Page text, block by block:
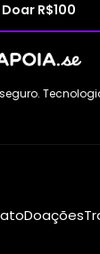
Doar R$100
Doações